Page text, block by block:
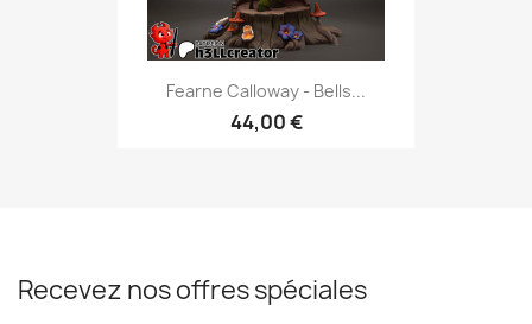
Fearne Calloway - Bells...
44,00 €
Recevez nos offres spéciales